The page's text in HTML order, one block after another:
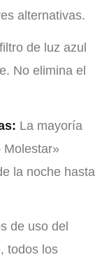
alternativas.
de luz azul
No elimina el
La mayoría
Molestar»
la noche hasta
de uso del
todos los